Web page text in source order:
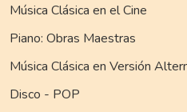
Música Clásica en el Cine
Piano: Obras Maestras
Música Clásica en Versión
Disco - POP